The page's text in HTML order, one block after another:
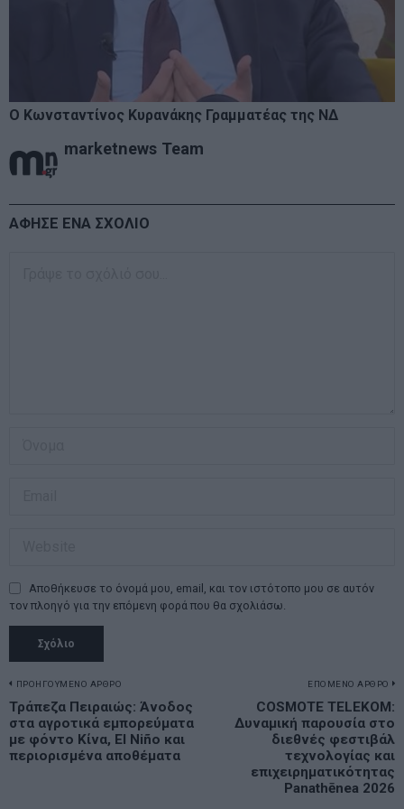
Ο Κωνσταντίνος Κυρανάκης Γραμματέας της ΝΔ
marketnews Team
ΑΦΗΣΕ ΕΝΑ ΣΧΟΛΙΟ
Αποθήκευσε το όνομά μου, email, και τον ιστότοπο μου σε αυτόν
τον πλοηγό για την επόμενη φορά που θα σχολιάσω.
Πλοήγηση
άρθρων
ΠΡΟΗΓΟΥΜΕΝΟ ΑΡΘΡΟ
Previous
post:
Τράπεζα Πειραιώς: Άνοδος
στα αγροτικά εμπορεύματα
με φόντο Κίνα, El Niño και
περιορισμένα αποθέματα
ΕΠΟΜΕΝΟ ΑΡΘΡΟ
COSMOTE TELEKOM:
Δυναμική παρουσία στο
διεθνές φεστιβάλ
τεχνολογίας και
επιχειρηματικότητας
Panathēnea 2026